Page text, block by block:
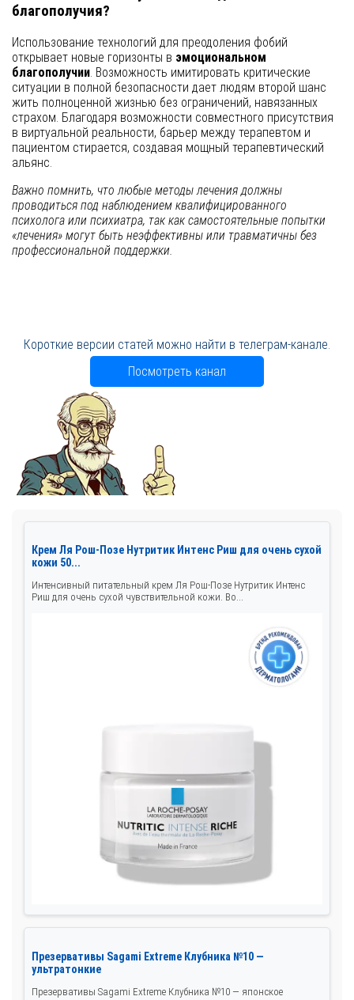
благополучия?
Использование технологий для преодоления фобий
открывает новые горизонты в эмоциональном
благополучии . Возможность имитировать критические
ситуации в полной безопасности дает людям второй шанс
жить полноценной жизнью без ограничений, навязанных
страхом. Благодаря возможности совместного присутствия
в виртуальной реальности, барьер между терапевтом и
пациентом стирается, создавая мощный терапевтический
альянс.
Важно помнить, что любые методы лечения должны
проводиться под наблюдением квалифицированного
психолога или психиатра, так как самостоятельные попытки
«лечения» могут быть неэффективны или травматичны без
профессиональной поддержки.
Короткие версии статей можно найти в телеграм-канале.
Посмотреть канал
Крем Ля Рош-Позе Нутритик Интенс Риш для очень сухой
кожи 50...
Интенсивный питательный крем Ля Рош-Позе Нутритик Интенс
Риш для очень сухой чувствительной кожи. Во...
Презервативы Sagami Extreme Клубника №10 —
ультратонкие
Презервативы Sagami Extreme Клубника №10 — японское